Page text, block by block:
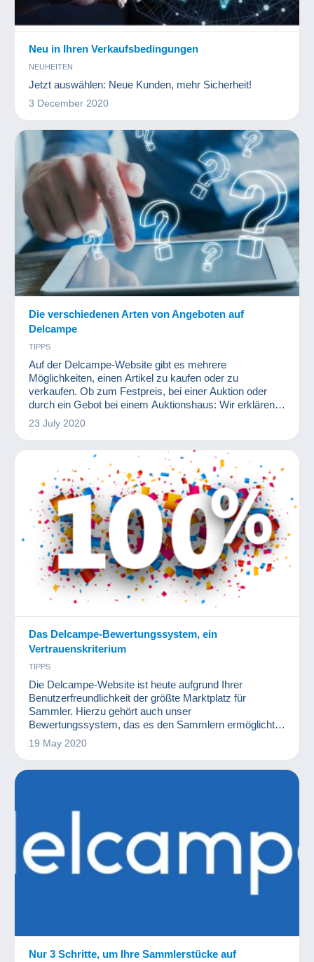
Neu in Ihren Verkaufsbedingungen
NEUHEITEN
Jetzt auswählen: Neue Kunden, mehr Sicherheit!
3 December 2020
Die verschiedenen Arten von Angeboten auf
Delcampe
TIPPS
Auf der Delcampe-Website gibt es mehrere
Möglichkeiten, einen Artikel zu kaufen oder zu
verkaufen. Ob zum Festpreis, bei einer Auktion oder
durch ein Gebot bei einem Auktionshaus: Wir erklären
alle Unterschiede in diesem Artikel!
23 July 2020
Das Delcampe-Bewertungssystem, ein
Vertrauenskriterium
TIPPS
Die Delcampe-Website ist heute aufgrund Ihrer
Benutzerfreundlichkeit der größte Marktplatz für
Sammler. Hierzu gehört auch unser
Bewertungssystem, das es den Sammlern ermöglicht,
ihre Transaktionen sicher und mit vollem Vertrauen
durchzuführen.
19 May 2020
Nur 3 Schritte, um Ihre Sammlerstücke auf